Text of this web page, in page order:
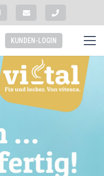
KUNDEN-LOGIN